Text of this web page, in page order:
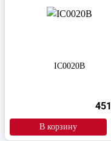
IC0020B
451
В корзину